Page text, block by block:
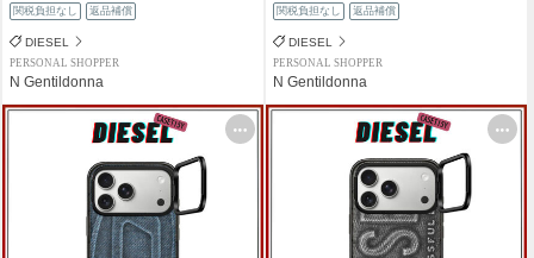
関税負担なし 返品補償
DIESEL
PERSONAL SHOPPER
N Gentildonna
関税負担なし 返品補償
DIESEL
PERSONAL SHOPPER
N Gentildonna